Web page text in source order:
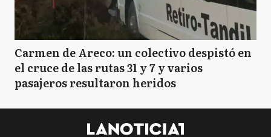
Carmen de Areco: un colectivo despistó en
el cruce de las rutas 31 y 7 y varios
pasajeros resultaron heridos